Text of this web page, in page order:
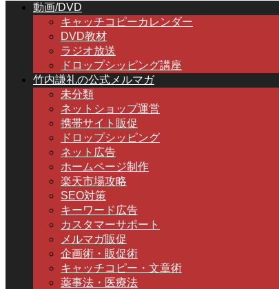
動画/DVD
キャッチコピーカレンダー
DVD教材
ラジオ放送
ドロップシッピング講座
竹内謙礼の公式メルマガ
未分類
ネットショップ運営
携帯サイト販促
ドロップシッピング
ネット広告
ホームページ制作
楽天市場攻略
SEO対策
キーワード広告
カスタマーサポート
メルマガ販促
企画術・販促術
キャッチコピー・文章術
薬事法・医療法